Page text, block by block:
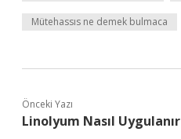
Mütehassıs ne demek bulmaca
Önceki Yazı
Linolyum Nasıl Uygulanır